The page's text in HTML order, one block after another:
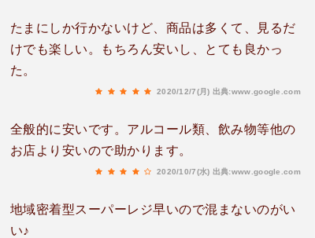
移動販売も来てる日があるようです。
たまにしか行かないけど、商品は多くて、見るだ
けでも楽しい。もちろん安いし、とても良かっ
た。
2020/12/7(月) 出典:www.google.com
全般的に安いです。アルコール類、飲み物等他の
お店より安いので助かります。
2020/10/7(水) 出典:www.google.com
地域密着型スーパーレジ早いので混まないのがい
い♪